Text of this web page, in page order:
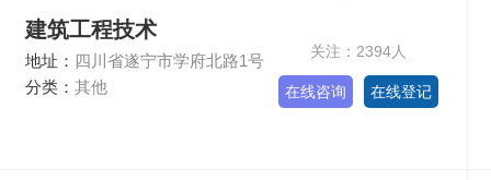
建筑工程技术
地址： 四川省遂宁市学府北路1号
分类： 其他
关注：2394人
在线咨询 在线登记